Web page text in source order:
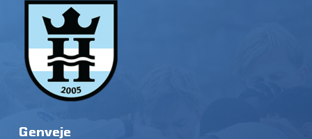
Genveje